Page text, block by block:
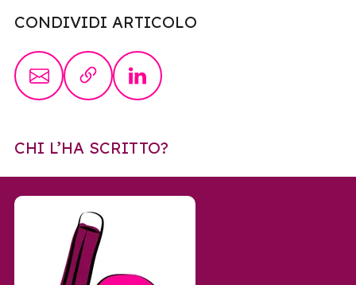
CONDIVIDI ARTICOLO
CHI L’HA SCRITTO?